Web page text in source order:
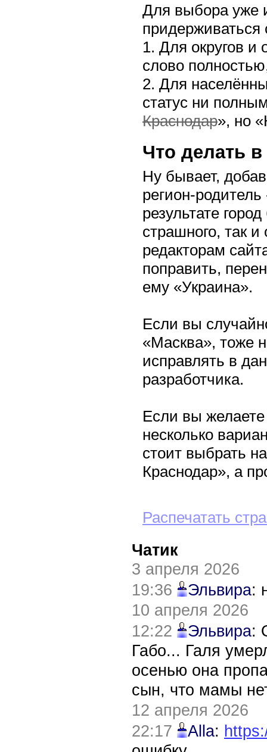
Для выбора уже
1. Для округов и
слово
2. Для
статус ни
Краснодар», но
Что делать
Ну бывает,
регион-
результате
страшного, так
редакторам
поправить,
ему «Украина».
Если вы
«Масква», тоже
исправлять в
разработчика.
Если вы желаете
несколько
стоит выбрать
Краснодар», а
Распечатать
Чатик
3 апреля 2026
19:36
Эльвира:
10 апреля 2026
12:22
Эльвира:
Габо... Галя
осенью она
сын, что мамы
12 апреля 2026
22:17
Alla: